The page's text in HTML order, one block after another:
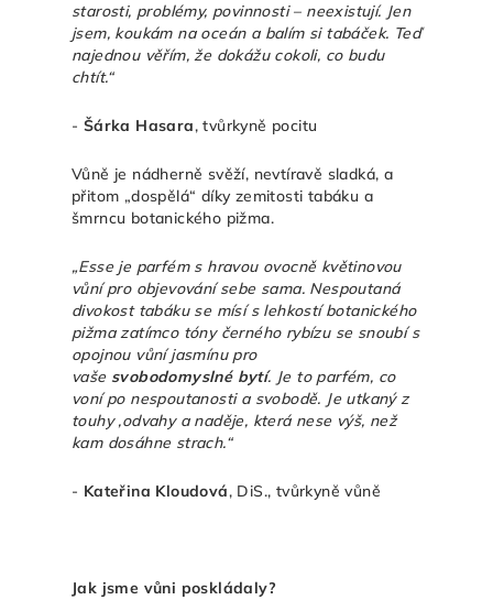
starosti, problémy, povinnosti – neexistují. Jen
jsem, koukám na oceán a balím si tabáček. Teď
najednou věřím, že dokážu cokoli, co budu
chtít.“
- Šárka Hasara, tvůrkyně pocitu
Vůně je nádherně svěží, nevtíravě sladká, a
přitom „dospělá“ díky zemitosti tabáku a
šmrncu botanického pižma.
„Esse je parfém s hravou ovocně květinovou
vůní pro objevování sebe sama. Nespoutaná
divokost tabáku se mísí s lehkostí botanického
pižma zatímco tóny černého rybízu se snoubí s
opojnou vůní jasmínu pro
vaše svobodomyslné bytí. Je to parfém, co
voní po nespoutanosti a svobodě. Je utkaný z
touhy ,odvahy a naděje, která nese výš, než
kam dosáhne strach.“
- Kateřina Kloudová, DiS., tvůrkyně vůně
Jak jsme vůni poskládaly?